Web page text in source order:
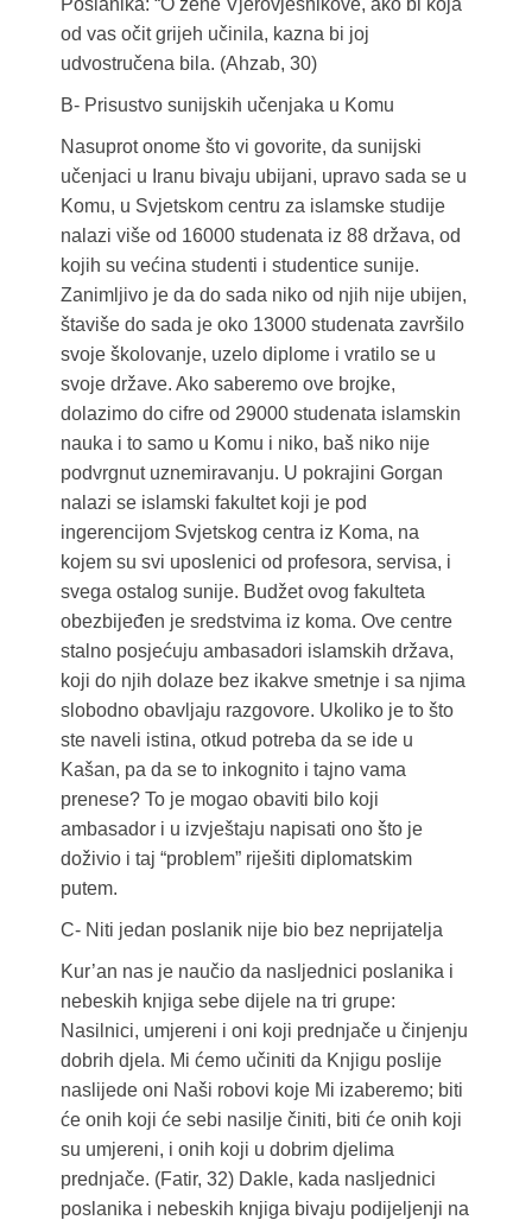
Poslanika: “O žene Vjerovjesnikove, ako bi koja
od vas očit grijeh učinila, kazna bi joj
udvostručena bila. (Ahzab, 30)
B- Prisustvo sunijskih učenjaka u Komu
Nasuprot onome što vi govorite, da sunijski
učenjaci u Iranu bivaju ubijani, upravo sada se u
Komu, u Svjetskom centru za islamske studije
nalazi više od 16000 studenata iz 88 država, od
kojih su većina studenti i studentice sunije.
Zanimljivo je da do sada niko od njih nije ubijen,
štaviše do sada je oko 13000 studenata završilo
svoje školovanje, uzelo diplome i vratilo se u
svoje države. Ako saberemo ove brojke,
dolazimo do cifre od 29000 studenata islamskin
nauka i to samo u Komu i niko, baš niko nije
podvrgnut uznemiravanju. U pokrajini Gorgan
nalazi se islamski fakultet koji je pod
ingerencijom Svjetskog centra iz Koma, na
kojem su svi uposlenici od profesora, servisa, i
svega ostalog sunije. Budžet ovog fakulteta
obezbijeđen je sredstvima iz koma. Ove centre
stalno posjećuju ambasadori islamskih država,
koji do njih dolaze bez ikakve smetnje i sa njima
slobodno obavljaju razgovore. Ukoliko je to što
ste naveli istina, otkud potreba da se ide u
Kašan, pa da se to inkognito i tajno vama
prenese? To je mogao obaviti bilo koji
ambasador i u izvještaju napisati ono što je
doživio i taj “problem” riješiti diplomatskim
putem.
C- Niti jedan poslanik nije bio bez neprijatelja
Kur’an nas je naučio da nasljednici poslanika i
nebeskih knjiga sebe dijele na tri grupe:
Nasilnici, umjereni i oni koji prednjače u činjenju
dobrih djela. Mi ćemo učiniti da Knjigu poslije
naslijede oni Naši robovi koje Mi izaberemo; biti
će onih koji će sebi nasilje činiti, biti će onih koji
su umjereni, i onih koji u dobrim djelima
prednjače. (Fatir, 32) Dakle, kada nasljednici
poslanika i nebeskih knjiga bivaju podijeljenji na